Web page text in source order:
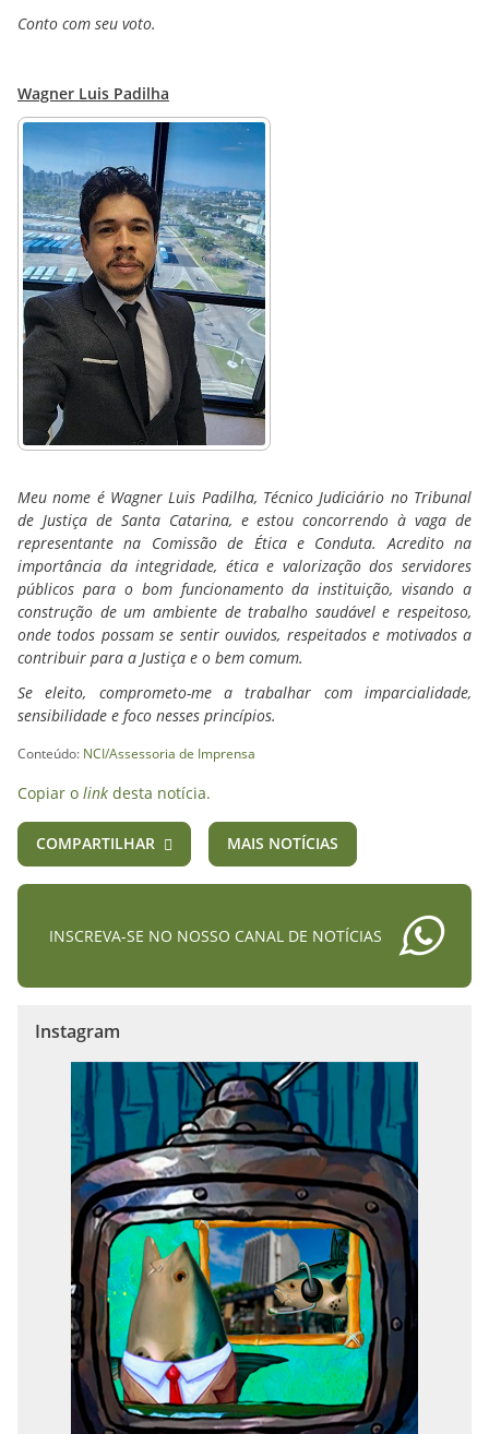
Conto com seu voto.
Wagner Luis Padilha
Meu nome é Wagner Luis Padilha, Técnico Judiciário no Tribunal
de Justiça de Santa Catarina, e estou concorrendo à vaga de
representante na Comissão de Ética e Conduta. Acredito na
importância da integridade, ética e valorização dos servidores
públicos para o bom funcionamento da instituição, visando a
construção de um ambiente de trabalho saudável e respeitoso,
onde todos possam se sentir ouvidos, respeitados e motivados a
contribuir para a Justiça e o bem comum.
Se eleito, comprometo-me a trabalhar com imparcialidade,
sensibilidade e foco nesses princípios.
Conteúdo: NCI/Assessoria de Imprensa
Copiar o link desta notícia.
COMPARTILHAR MAIS NOTÍCIAS
INSCREVA-SE NO NOSSO CANAL DE NOTÍCIAS
Instagram